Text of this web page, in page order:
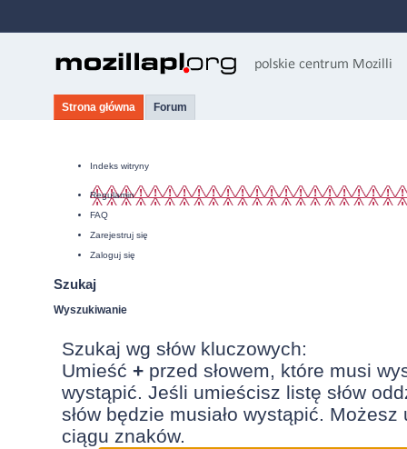
Strona główna Forum
Indeks witryny
Regulamin
FAQ
Zarejestruj się
Zaloguj się
Szukaj
Wyszukiwanie
Szukaj wg słów kluczowych:
Umieść+ przed słowem, które musi
wystąpić. Jeśli umieścisz listę słów
słów będzie musiało wystąpić.
ciągu znaków.